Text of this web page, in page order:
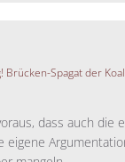
Brücken-Spagat der
dass auch die
eigene